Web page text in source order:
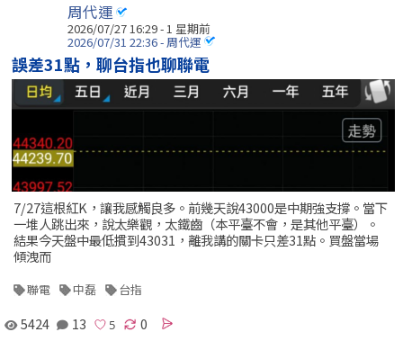
周代運
2026/07/27 16:29 - 1 星期前
2026/07/31 22:36 - 周代運
誤差31點，聊台指也聊聯電
7/27這根紅K，讓我感觸良多。前幾天說43000是中期強支撐。當下
一堆人跳出來，說太樂觀，太鐵齒（本平臺不會，是其他平臺）。
結果今天盤中最低摜到43031，離我講的關卡只差31點。買盤當場
傾洩而
聯電 中磊 台指
5424 13 0